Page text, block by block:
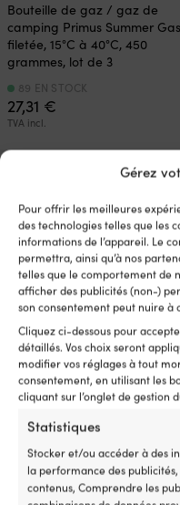
Gérez
Pour offrir les meilleures
des technologies telles que les
informations de l’appareil. Le
permettra, ainsi qu’à nos
telles que le comportement de
afficher des publicités (non-)
son consentement peut nuire à
Cliquez ci-dessous pour
détaillés. Vos choix seront
modifier vos réglages à tout
consentement, en utilisant les
cliquant sur l’onglet de gestion
Statistiques
Stocker et/ou accéder à des
la performance des
contenus, Comprendre les
Bouteille de gaz / gaz de
camping Primus Summer
filetée, 15°C à 40°C, 450
grammes, lot de 3
27,31 €
TVA incl.
89 EN STOCK
Alcool à brûler / carburant
pour réchaud Kemetyl T-
1 litre
Px cons. 10,02 €
prix
initial
était :
8,67
TVA incl.
18 EN STOCK